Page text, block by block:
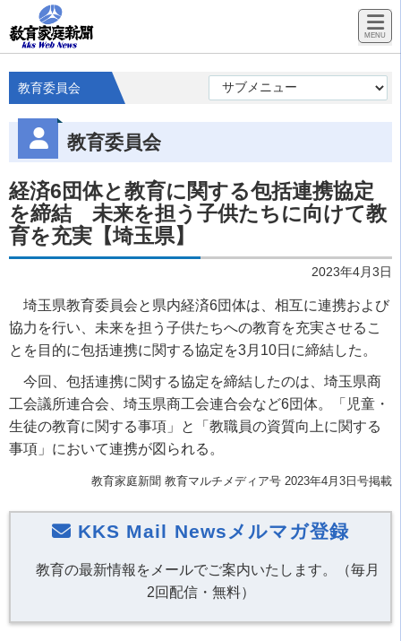
教育委員会
教育委員会
経済6団体と教育に関する包括連携協定
を締結 未来を担う子供たちに向けて教
育を充実【埼玉県】
2023年4月3日
埼玉県教育委員会と県内経済6団体は、相互に連携および
協力を行い、未来を担う子供たちへの教育を充実させるこ
とを目的に包括連携に関する協定を3月10日に締結した。
今回、包括連携に関する協定を締結したのは、埼玉県商
工会議所連合会、埼玉県商工会連合会など6団体。「児童・
生徒の教育に関する事項」と「教職員の資質向上に関する
事項」において連携が図られる。
教育家庭新聞 教育マルチメディア号 2023年4月3日号掲載
KKS Mail Newsメルマガ登録
教育の最新情報をメールでご案内いたします。（毎月
2回配信・無料）